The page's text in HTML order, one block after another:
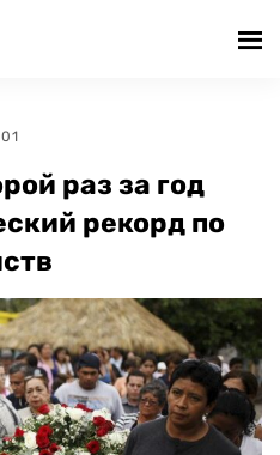
раз за год
рекорд по